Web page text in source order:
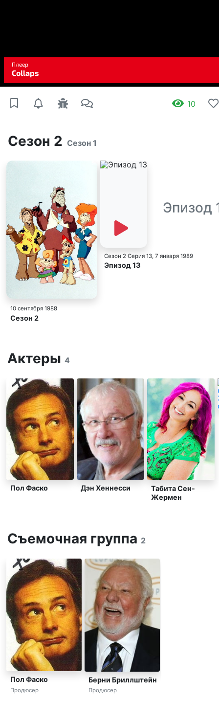
10
Сезон 2 Сезон 1
10 сентября 1988
Сезон 2
Эпизод
Сезон 2 Серия 13 , 7 января 1989
Эпизод 13
Актеры 4
Пол Фаско Дэн Хеннесси
Табита Сен-
Жермен
Съемочная группа 2
Пол Фаско
Продюсер
Берни Бриллштейн
Продюсер